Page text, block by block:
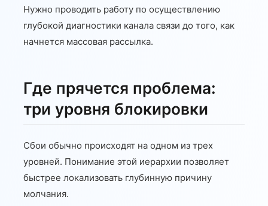
Нужно проводить работу по осуществлению
глубокой диагностики канала связи до того, как
начнется массовая рассылка.
Где прячется проблема:
три уровня блокировки
Сбои обычно происходят на одном из трех
уровней. Понимание этой иерархии позволяет
быстрее локализовать глубинную причину
молчания.